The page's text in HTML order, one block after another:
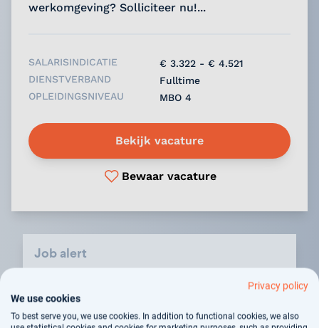
Job alert
werkomgeving? Solliciteer nu!...
SALARISINDICATIE
€ 3.322 - € 4.521
DIENSTVERBAND
Fulltime
OPLEIDINGSNIVEAU
MBO 4
Bekijk vacature
Bewaar vacature
Privacy policy
We use cookies
To best serve you, we use cookies. In addition to functional cookies, we also